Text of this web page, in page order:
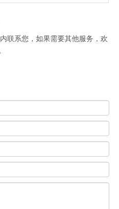
联系您，如果需要其他服务，欢